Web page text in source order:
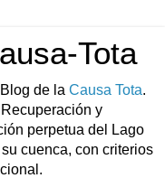
Tota
de la Causa Tota.
y
perpetua del Lago
cuenca, con criterios